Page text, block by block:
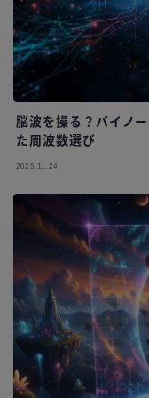
脳波を操る？バイノ
た周波数選び
2025.11.24